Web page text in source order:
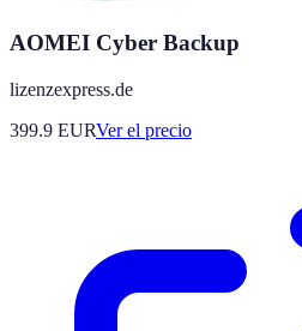
AOMEI Cyber Backup
lizenzexpress.de
399.9 EURVer el precio